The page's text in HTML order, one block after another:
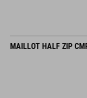
MAILLOT HALF ZIP